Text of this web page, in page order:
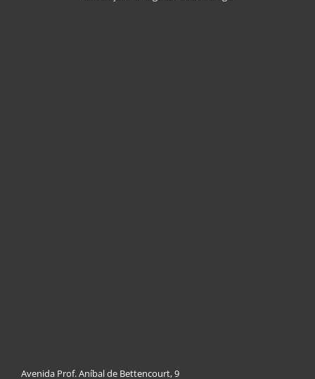
Avenida Prof. Aníbal de Bettencourt, 9